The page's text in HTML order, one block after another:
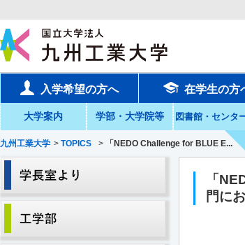
入学希望の方へ 在学生の方
大学案内 学部・大学院等 図書館・センタ
九州工業大学 > TOPICS > 「NEDO Challenge for BLUE E...
「
門に